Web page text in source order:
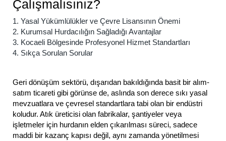
Çalışmalısınız?
1. Yasal Yükümlülükler ve Çevre Lisansının Önemi
2. Kurumsal Hurdacılığın Sağladığı Avantajlar
3. Kocaeli Bölgesinde Profesyonel Hizmet Standartları
4. Sıkça Sorulan Sorular
Geri dönüşüm sektörü, dışarıdan bakıldığında basit bir alım-
satım ticareti gibi görünse de, aslında son derece sıkı yasal
mevzuatlara ve çevresel standartlara tabi olan bir endüstri
koludur. Atık üreticisi olan fabrikalar, şantiyeler veya
işletmeler için hurdanın elden çıkarılması süreci, sadece
maddi bir kazanç kapısı değil, aynı zamanda yönetilmesi